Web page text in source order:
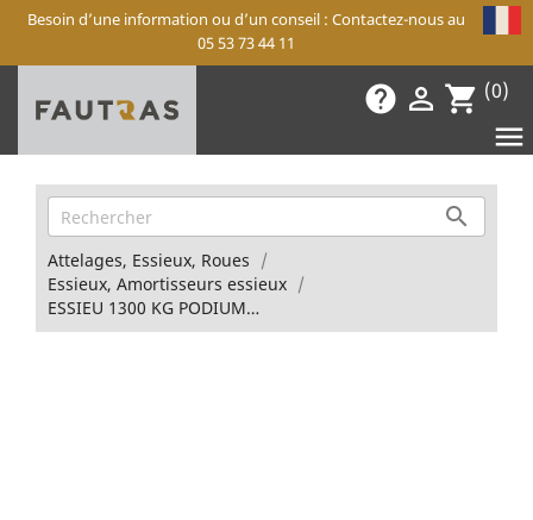
Besoin d’une information ou d’un conseil : Contactez-nous au
05 53 73 44 11
help  shopping_cart (0)


Attelages, Essieux, Roues
Essieux, Amortisseurs essieux
ESSIEU 1300 KG PODIUM 300/340